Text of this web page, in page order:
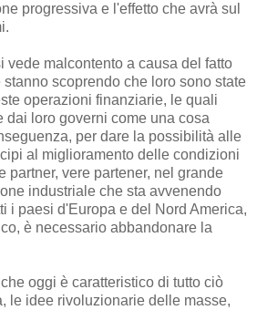
progressiva e l'effetto che avrà sul
vede malcontento a causa del fatto
scoprendo che loro sono state
operazioni finanziarie, le quali
dai loro governi come una cosa
per dare la possibilità alle
al miglioramento delle condizioni
partner, vere partener, nel grande
industriale che sta avvenendo
i paesi d'Europa e del Nord America,
è necessario abbandonare la
oggi è caratteristico di tutto ciò
le idee rivoluzionarie delle masse,